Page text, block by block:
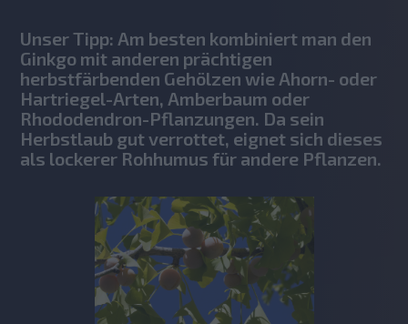
Unser Tipp: Am besten kombiniert man den
Ginkgo mit anderen prächtigen
herbstfärbenden Gehölzen wie Ahorn- oder
Hartriegel-Arten, Amberbaum oder
Rhododendron-Pflanzungen. Da sein
Herbstlaub gut verrottet, eignet sich dieses
als lockerer Rohhumus für andere Pflanzen.